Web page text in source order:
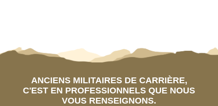
ANCIENS MILITAIRES DE CARRIÈRE,
C'EST EN PROFESSIONNELS QUE NOUS
VOUS RENSEIGNONS.